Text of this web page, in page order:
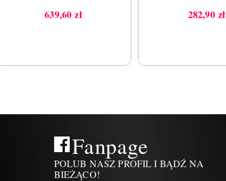
Cena
639,60 zł Cena
282,90 zł
Fanpage
POLUB NASZ PROFIL I BĄDŹ NA
BIEŻĄCO!